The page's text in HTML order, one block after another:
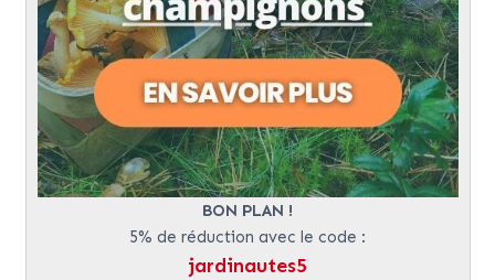
BON PLAN !
5% de réduction avec le code :
jardinautes5